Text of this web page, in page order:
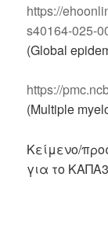
https://
s40164-025-
(Global
https://
(Multiple
Κείμενο/
για το ΚΑΠΑ3